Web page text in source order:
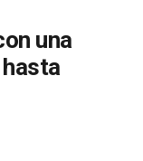
una